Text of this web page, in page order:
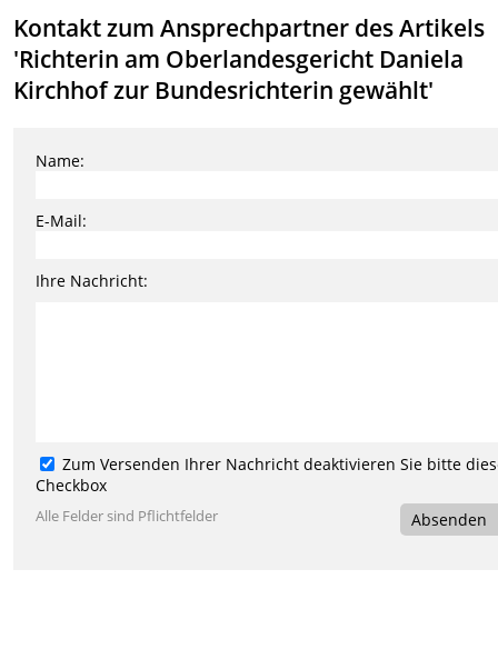
Kontakt zum Ansprechpartner des Artikels
'Richterin am Oberlandesgericht Daniela
Kirchhof zur Bundesrichterin gewählt'
Name:
E-Mail:
Ihre Nachricht:
Zum Versenden Ihrer Nachricht deaktivieren Sie bitte
Checkbox
Alle Felder sind Pflichtfelder Absenden